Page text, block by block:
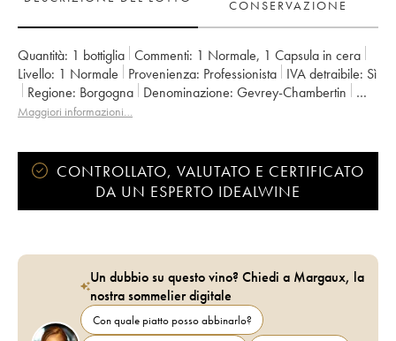
CONSERVAZIONE
Quantità: 1 bottiglia Commenti: 1 Normale, 1 Capsula in cera
Livello: 1 Normale Provenienza: professionista IVA detraibile:
sì
Regione:
Borgogna Denominazione:
Gevrey-Chambertin
Proprietario:
Domaine de Chassorney - Frédéric Cossard
Maggiori informazioni…
CONTROLLATO, VALUTATO E CERTIFICATO
DA UN ESPERTO IDEALWINE
Un dubbio su questo vino? Chiedi a Margaux, la
nostra sommelier digitale
Con quale piatto posso abbinarlo?